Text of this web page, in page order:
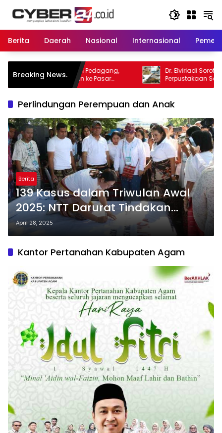
Berita
Daerah Nasional Internasional
Breaking News.
Pedagang,
ke Pasar
Dr. Elviriadi Soroti Pengelolaan
Perpustakaan Soeman HS: Jadikan
Lokomotif Budaya dan Kawah
Perlindungan Perempuan dan Anak
Berita
139 Kasus dalam Triwulan Awal
2025: NTT Darurat Tindakan
Kekerasan Perempuan dan Anak
April 28, 2025
Kantor Pertanahan Kabupaten Agam